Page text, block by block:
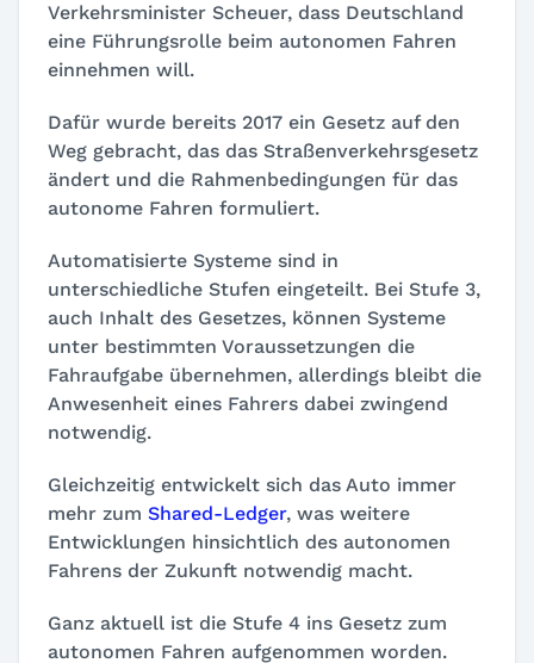
Verkehrsminister Scheuer, dass Deutschland
eine Führungsrolle beim autonomen Fahren
einnehmen will.
Dafür wurde bereits 2017 ein Gesetz auf den
Weg gebracht, das das Straßenverkehrsgesetz
ändert und die Rahmenbedingungen für das
autonome Fahren formuliert.
Automatisierte Systeme sind in
unterschiedliche Stufen eingeteilt. Bei Stufe 3,
auch Inhalt des Gesetzes, können Systeme
unter bestimmten Voraussetzungen die
Fahraufgabe übernehmen, allerdings bleibt die
Anwesenheit eines Fahrers dabei zwingend
notwendig.
Gleichzeitig entwickelt sich das Auto immer
mehr zum Shared-Ledger, was weitere
Entwicklungen hinsichtlich des autonomen
Fahrens der Zukunft notwendig macht.
Ganz aktuell ist die Stufe 4 ins Gesetz zum
autonomen Fahren aufgenommen worden.